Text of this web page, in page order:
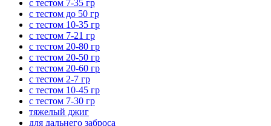
с тестом 7-35 гр
с тестом до 50 гр
с тестом 10-35 гр
с тестом 7-21 гр
с тестом 20-80 гр
с тестом 20-50 гр
с тестом 20-60 гр
с тестом 2-7 гр
с тестом 10-45 гр
с тестом 7-30 гр
тяжелый джиг
для дальнего заброса